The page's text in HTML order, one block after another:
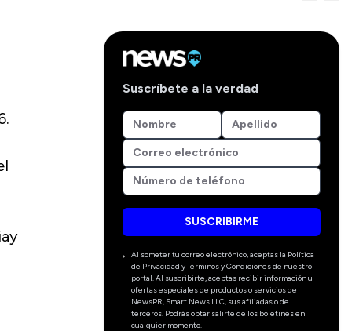
Suscríbete a la verdad
SUSCRIBIRME
Al someter tu correo electrónico, aceptas la Política
de Privacidad y Términos y Condiciones de nuestro
portal. Al suscribirte, aceptas recibir información u
ofertas especiales de productos o servicios de
NewsPR, Smart News LLC, sus afiliadas o de
terceros. Podrás optar salirte de los boletines en
cualquier momento.